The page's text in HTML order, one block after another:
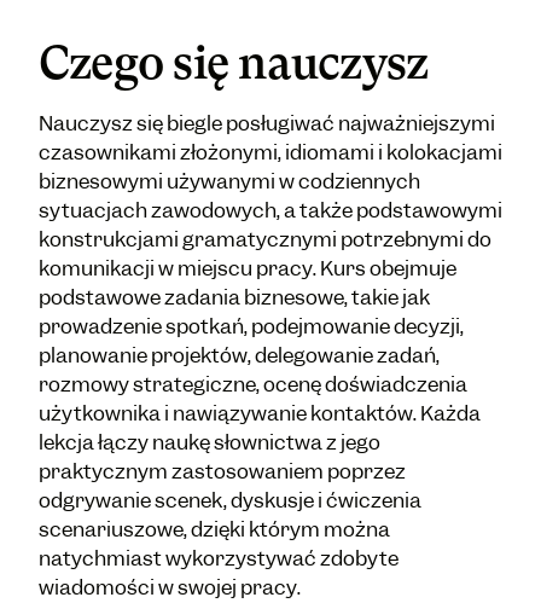
Czego się nauczysz
Nauczysz się biegle posługiwać najważniejszymi
czasownikami złożonymi, idiomami i kolokacjami
biznesowymi używanymi w codziennych
sytuacjach zawodowych, a także podstawowymi
konstrukcjami gramatycznymi potrzebnymi do
komunikacji w miejscu pracy. Kurs obejmuje
podstawowe zadania biznesowe, takie jak
prowadzenie spotkań, podejmowanie decyzji,
planowanie projektów, delegowanie zadań,
rozmowy strategiczne, ocenę doświadczenia
użytkownika i nawiązywanie kontaktów. Każda
lekcja łączy naukę słownictwa z jego
praktycznym zastosowaniem poprzez
odgrywanie scenek, dyskusje i ćwiczenia
scenariuszowe, dzięki którym można
natychmiast wykorzystywać zdobyte
wiadomości w swojej pracy.